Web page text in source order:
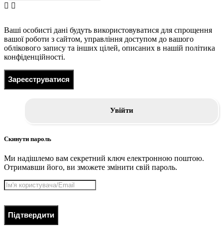
Ваші особисті дані будуть використовуватися для спрощення
вашої роботи з сайтом, управління доступом до вашого
облікового запису та інших цілей, описаних в нашій політика
конфіденційності.
Зареєструватися
Увійти
Скинути пароль
Ми надішлемо вам секретний ключ електронною поштою.
Отримавши його, ви зможете змінити свій пароль.
Підтвердити